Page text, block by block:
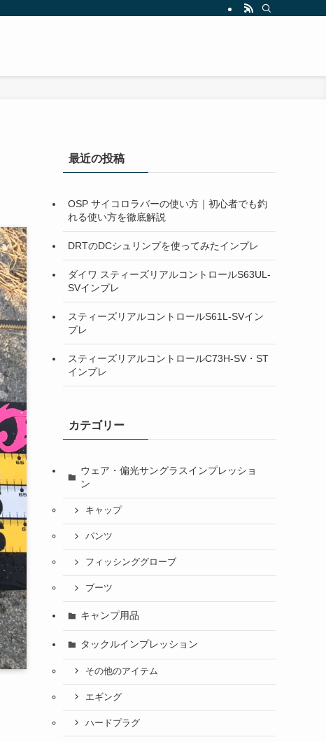
最近の投稿
OSP サイコロラバーの使い方｜初心者でも釣
れる使い方を徹底解説
DRTのDCシュリンプを使ってみたインプレ
ダイワ スティーズリアルコントロールS63UL-
SVインプレ
スティーズリアルコントロールS61L-SVイン
プレ
スティーズリアルコントロールC73H-SV・ST
インプレ
カテゴリー
ウェア・偏光サングラスインプレッショ
ン
キャップ
パンツ
フィッシンググローブ
ブーツ
キャンプ用品
タックルインプレッション
その他のアイテム
エギング
ハードプラグ